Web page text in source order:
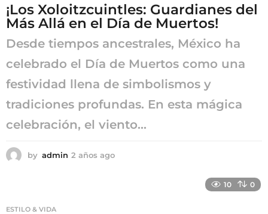
g
o
¡Los Xoloitzcuintles: Guardianes del
Más Allá en el Día de Muertos!
Desde tiempos ancestrales, México ha
celebrado el Día de Muertos como una
festividad llena de simbolismos y
tradiciones profundas. En esta mágica
celebración, el viento...
by admin 2 años ago
10 0
ESTILO & VIDA